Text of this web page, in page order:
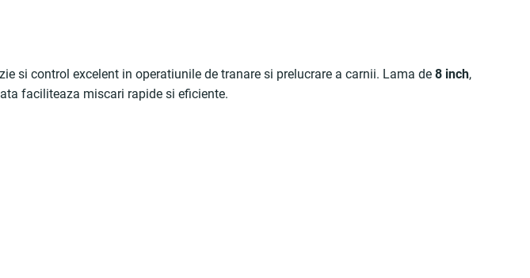
si control excelent in operatiunile de tranare si prelucrare a carnii. Lama de 8 inch,
faciliteaza miscari rapide si eficiente.